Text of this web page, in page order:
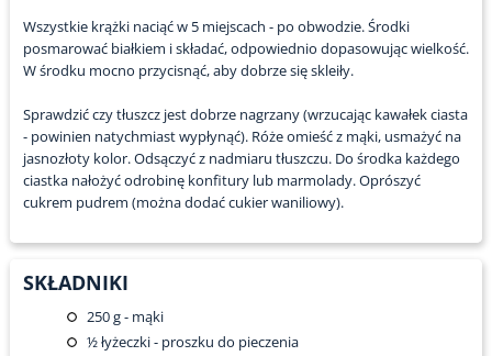
Wszystkie krążki naciąć w 5 miejscach - po obwodzie. Środki
posmarować białkiem i składać, odpowiednio dopasowując wielkość.
W środku mocno przycisnąć, aby dobrze się skleiły.
Sprawdzić czy tłuszcz jest dobrze nagrzany (wrzucając kawałek ciasta
- powinien natychmiast wypłynąć). Róże omieść z mąki, usmażyć na
jasnozłoty kolor. Odsączyć z nadmiaru tłuszczu. Do środka każdego
ciastka nałożyć odrobinę konfitury lub marmolady. Oprószyć
cukrem pudrem (można dodać cukier waniliowy).
SKŁADNIKI
250g - mąki
½łyżeczki - proszku do pieczenia